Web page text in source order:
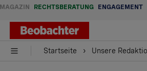
MAGAZIN RECHTSBERATUNG ENGAGEMENT
Startseite Unsere